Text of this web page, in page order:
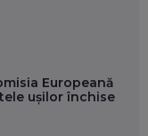
Europeană
ușilor închise